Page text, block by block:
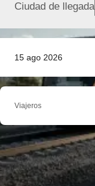
15 ago 2026
Ciudad de llegada
Viajeros